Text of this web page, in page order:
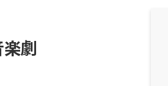
劇